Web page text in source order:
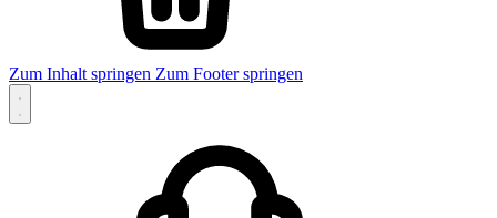
Zum Inhalt springen Zum Footer springen